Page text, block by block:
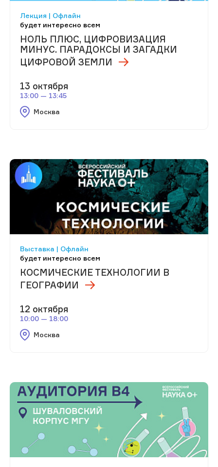
Лекция | Офлайн
будет интересно всем
НОЛЬ ПЛЮС, ЦИФРОВИЗАЦИЯ
МИНУС. ПАРАДОКСЫ И ЗАГАДКИ
ЦИФРОВОЙ ЗЕМЛИ
13 октября
13:00 — 13:45
Москва
Выставка | Офлайн
будет интересно всем
КОСМИЧЕСКИЕ ТЕХНОЛОГИИ В
ГЕОГРАФИИ
12 октября
10:00 — 18:00
Москва